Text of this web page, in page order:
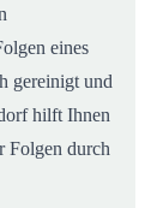
eines
gereinigt und
hilft Ihnen
Folgen durch